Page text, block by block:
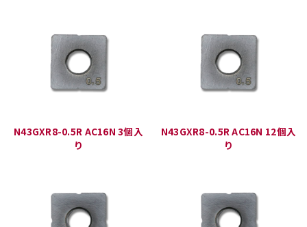
N43GXR8-0.5R AC16N 3個入
り
N43GXR8-0.5R AC16N 12個入
り